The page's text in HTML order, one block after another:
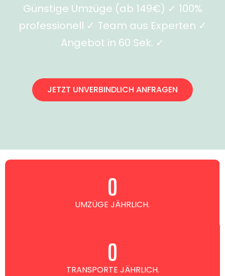
Günstige Umzüge (ab 149€) ✓ 100%
professionell ✓ Team aus Experten ✓
Angebot in 60 Sek. ✓
JETZT UNVERBINDLICH ANFRAGEN
UMZÜGE JÄHRLICH.
0
TRANSPORTE JÄHRLICH.
0